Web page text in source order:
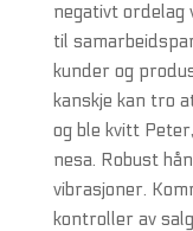
negativt ordelag
til
kunder og
kanskje kan tro
og ble kvitt
nesa. Robust
vibrasjoner.
kontroller av